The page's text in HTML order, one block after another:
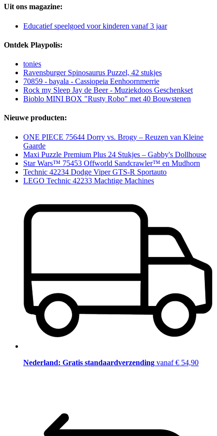
Uit ons magazine:
Educatief speelgoed voor kinderen vanaf 3 jaar
Ontdek Playpolis:
tonies
Ravensburger Spinosaurus Puzzel, 42 stukjes
70859 - bayala - Cassiopeia Eenhoornmerrie
Rock my Sleep Jay de Beer - Muziekdoos Geschenkset
Bioblo MINI BOX "Rusty Robo" met 40 Bouwstenen
Nieuwe producten:
ONE PIECE 75644 Dorry vs. Brogy – Reuzen van Kleine
Gaarde
Maxi Puzzle Premium Plus 24 Stukjes – Gabby's Dollhouse
Star Wars™ 75453 Offworld Sandcrawler™ en Mudhorn
Technic 42234 Dodge Viper GTS-R Sportauto
LEGO Technic 42233 Machtige Machines
Nederland: Gratis standaardverzending vanaf € 54,90